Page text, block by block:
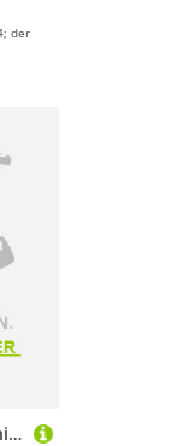
der
Oxdog Ohio Short Sleeve T-shirt Schwarz M Mann